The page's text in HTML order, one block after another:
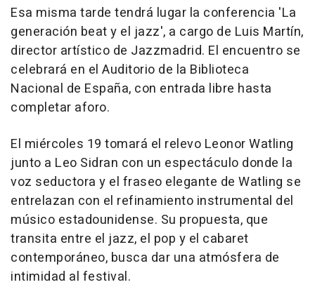
Esa misma tarde tendrá lugar la conferencia 'La
generación beat y el jazz', a cargo de Luis Martín,
director artístico de Jazzmadrid. El encuentro se
celebrará en el Auditorio de la Biblioteca
Nacional de España, con entrada libre hasta
completar aforo.
El miércoles 19 tomará el relevo Leonor Watling
junto a Leo Sidran con un espectáculo donde la
voz seductora y el fraseo elegante de Watling se
entrelazan con el refinamiento instrumental del
músico estadounidense. Su propuesta, que
transita entre el jazz, el pop y el cabaret
contemporáneo, busca dar una atmósfera de
intimidad al festival.